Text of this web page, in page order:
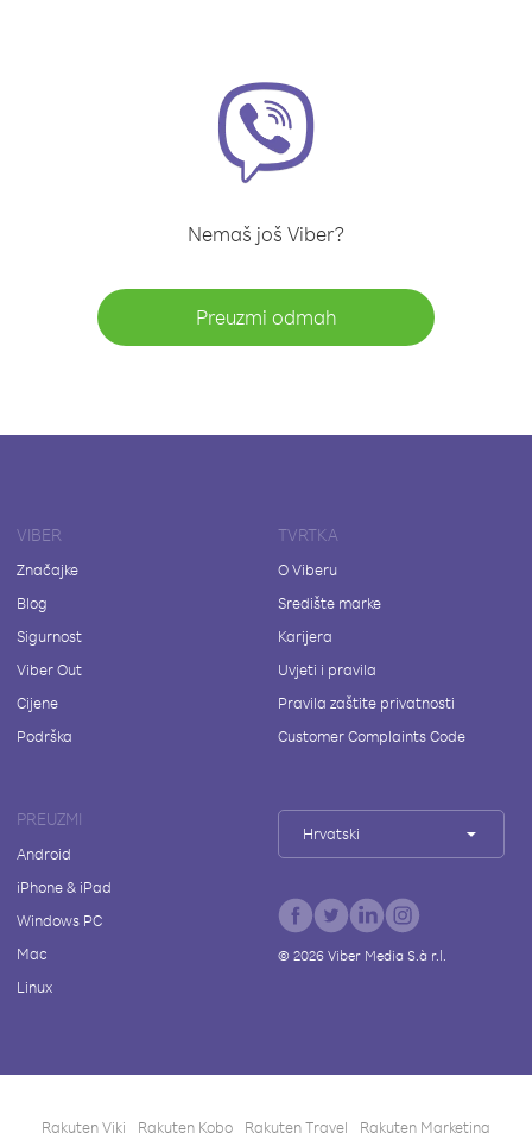
Nemaš još Viber?
Preuzmi odmah
VIBER
Značajke
Blog
Sigurnost
Viber Out
Cijene
Podrška
TVRTKA
O Viberu
Središte marke
Karijera
Uvjeti i pravila
Pravila zaštite privatnosti
Customer Complaints Code
PREUZMI
Android
iPhone & iPad
Windows PC
Mac
Linux
Hrvatski
© 2026Viber Media S.à r.l.
Rakuten Viki Rakuten Kobo Rakuten Travel Rakuten Marketing